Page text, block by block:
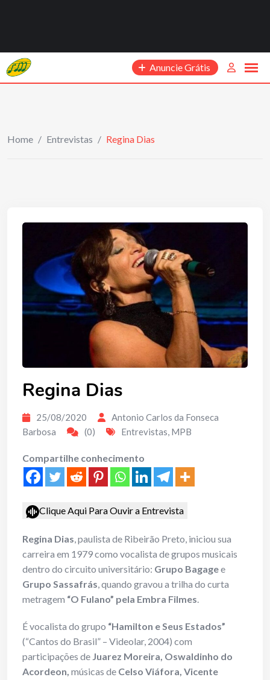
Anuncie Grátis
Home / Entrevistas / Regina Dias
Regina Dias
25/08/2020
Antonio Carlos da Fonseca
Barbosa
(0) Entrevistas, MPB
Compartilhe conhecimento
Clique Aqui Para Ouvir a Entrevista
Regina Dias, paulista de Ribeirão Preto, iniciou sua
carreira em 1979 como vocalista de grupos musicais
dentro do circuito universitário: Grupo Bagagee
Grupo Sassafrás, quando gravou a trilha do curta
metragem “O Fulano” pela Embra Filmes.
É vocalista do grupo “Hamilton e Seus Estados”
(“Cantos do Brasil” – Videolar, 2004) com
participações de Juarez Moreira, Oswaldinho do
Acordeon, músicas de Celso Viáfora, Vicente